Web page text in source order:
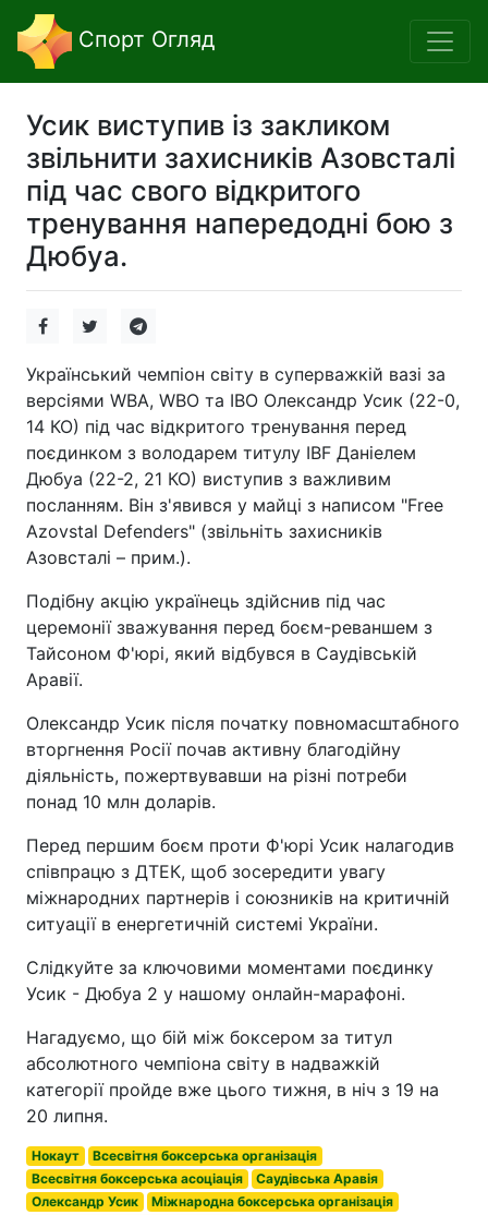
Спорт Огляд
Усик виступив із закликом
звільнити захисників Азовсталі
під час свого відкритого
тренування напередодні бою з
Дюбуа.
Український чемпіон світу в суперважкій вазі за
версіями WBA, WBO та IBO Олександр Усик (22-0,
14 КО) під час відкритого тренування перед
поєдинком з володарем титулу IBF Даніелем
Дюбуа (22-2, 21 КО) виступив з важливим
посланням. Він з'явився у майці з написом "Free
Azovstal Defenders" (звільніть захисників
Азовсталі – прим.).
Подібну акцію українець здійснив під час
церемонії зважування перед боєм-реваншем з
Тайсоном Ф'юрі, який відбувся в Саудівській
Аравії.
Олександр Усик після початку повномасштабного
вторгнення Росії почав активну благодійну
діяльність, пожертвувавши на різні потреби
понад 10 млн доларів.
Перед першим боєм проти Ф'юрі Усик налагодив
співпрацю з ДТЕК, щоб зосередити увагу
міжнародних партнерів і союзників на критичній
ситуації в енергетичній системі України.
Слідкуйте за ключовими моментами поєдинку
Усик - Дюбуа 2 у нашому онлайн-марафоні.
Нагадуємо, що бій між боксером за титул
абсолютного чемпіона світу в надважкій
категорії пройде вже цього тижня, в ніч з 19 на
20 липня.
Нокаут
Всесвітня боксерська організація
Всесвітня боксерська асоціація
Саудівська Аравія
Олександр Усик
Міжнародна боксерська організація